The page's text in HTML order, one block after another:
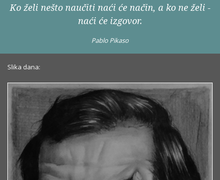
Ko želi nešto naučiti naći će način, a ko ne želi -
naći će izgovor.
Pablo Pikaso
Slika dana: